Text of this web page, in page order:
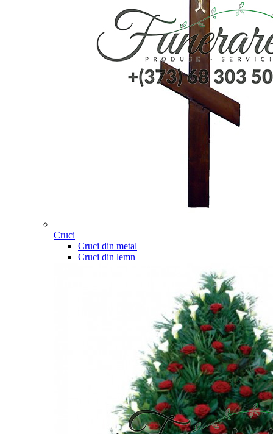
Cruci
Cruci din metal
Cruci din lemn